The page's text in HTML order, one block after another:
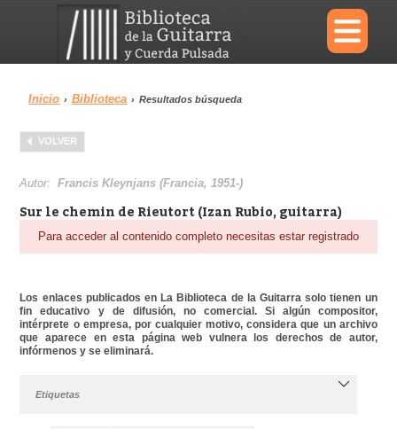
×
Menu
Biblioteca
Inicio › Biblioteca › Resultados búsqueda
VOLVER
Autor:Francis Kleynjans (Francia, 1951-)
Sur le chemin de Rieutort (Izan Rubio, guitarra)
Para acceder al contenido completo necesitas estar registrado
Los enlaces publicados en La Biblioteca de la Guitarra solo tienen un
fin educativo y de difusión, no comercial. Si algún compositor,
intérprete o empresa, por cualquier motivo, considera que un archivo
que aparece en esta página web vulnera los derechos de autor,
infórmenos y se eliminará.
Etiquetas